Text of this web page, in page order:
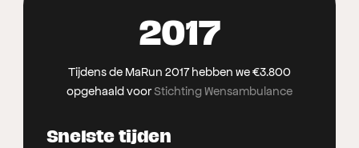
2017
Tijdens de MaRun 2017 hebben we €3.800
opgehaald voorStichting Wensambulance
Snelste tijden